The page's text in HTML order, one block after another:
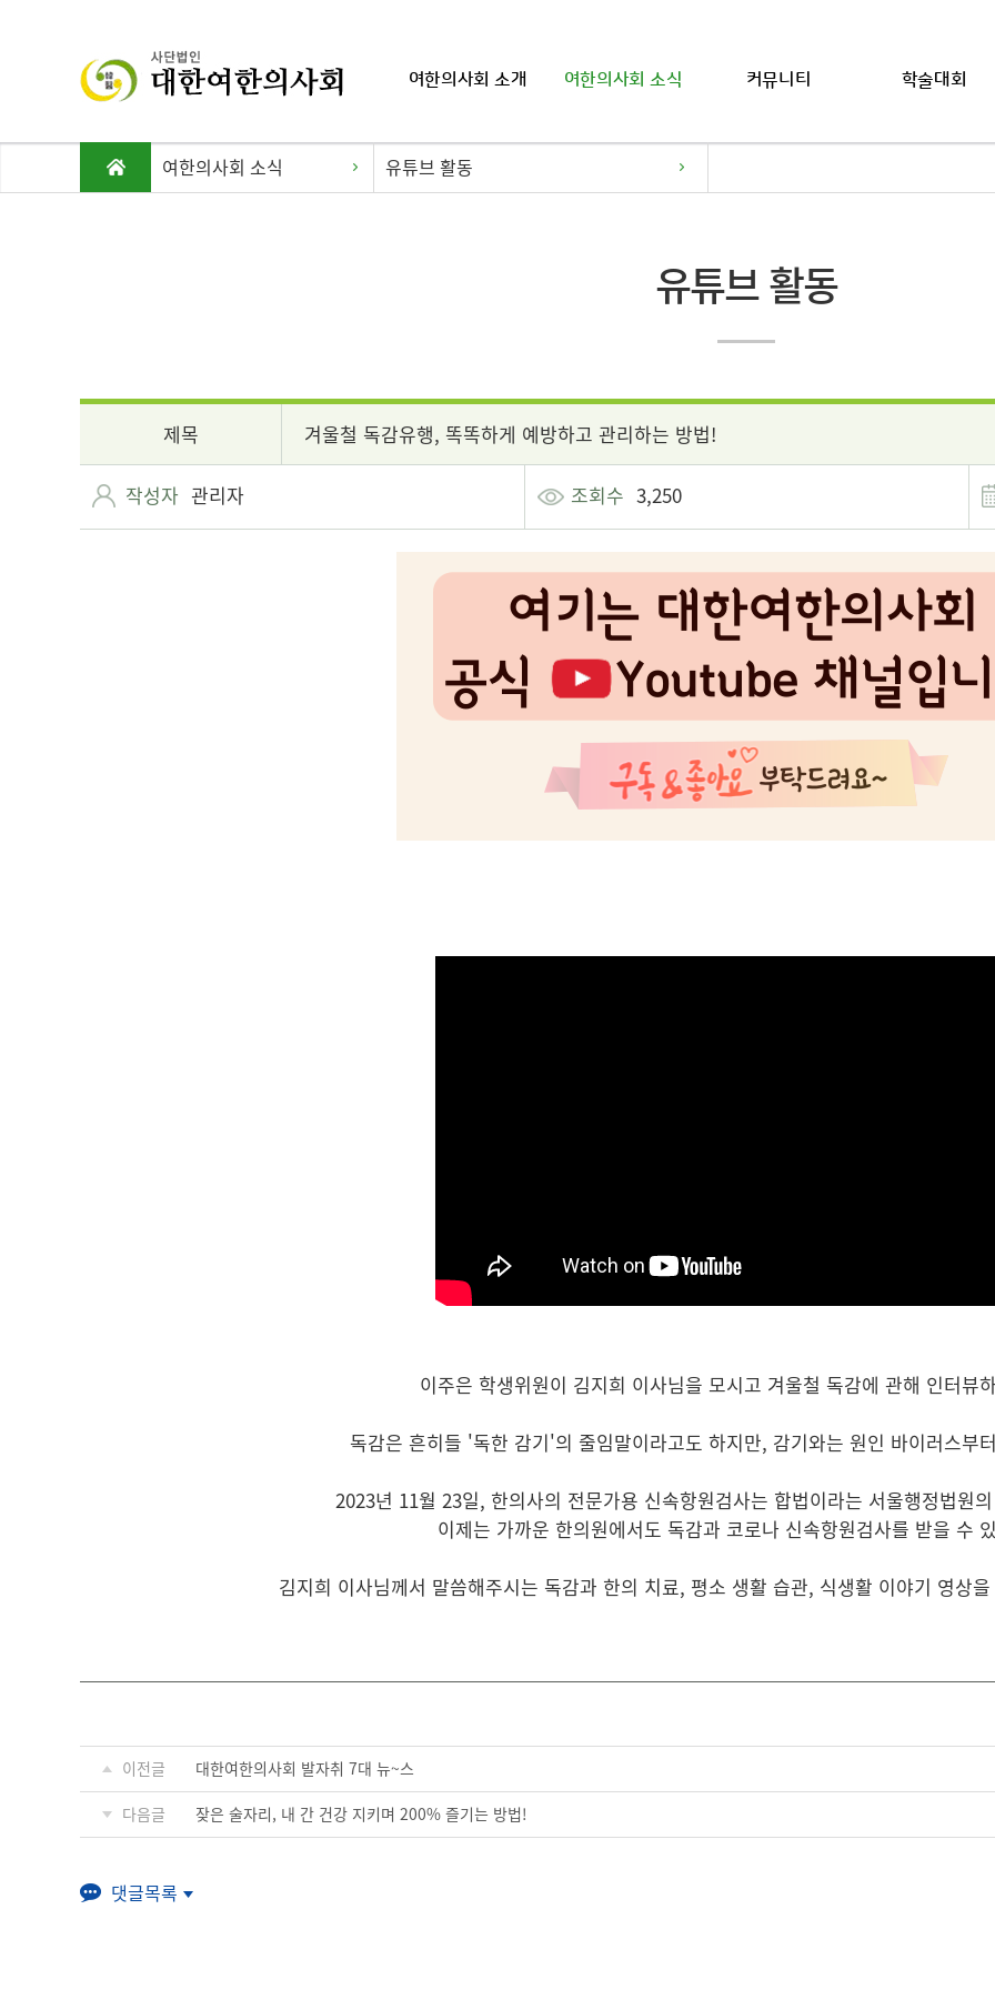
여한의사회 소개 여한의사회 소식 커뮤니티 학술대회
여한의사회 소식 유튜브 활동
유튜브 활동
제목 겨울철 독감유행, 똑똑하게 예방하고 관리하는 방법!
작성자 관리자 조회수 3,250
이주은 학생위원이 김지희 이사님을 모시고 겨울철 독감에 관해 인터뷰
독감은 흔히들 '독한 감기'의 줄임말이라고도 하지만, 감기와는 원인 바이러스부
2023년 11월 23일, 한의사의 전문가용 신속항원검사는 합법이라는 서울행정법원
이제는 가까운 한의원에서도 독감과 코로나 신속항원검사를 받을 수
김지희 이사님께서 말씀해주시는 독감과 한의 치료, 평소 생활 습관, 식생활 이야기 영상
이전글 대한여한의사회 발자취 7대 뉴~스
다음글 잦은 술자리, 내 간 건강 지키며 200% 즐기는 방법!
댓글목록